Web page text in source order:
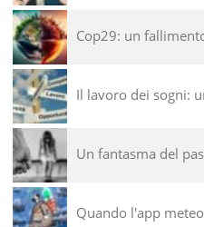
Cop29: un
Il lavoro dei sogni:
Un fantasma del
Quando l'app